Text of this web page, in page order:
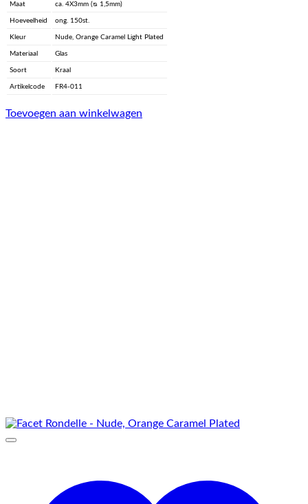
Maat ca. 4X3mm (ᴓ 1,5mm)
Hoeveelheid ong. 150st.
Kleur Nude, Orange Caramel Light Plated
Materiaal Glas
Soort Kraal
Artikelcode FR4-011
Toevoegen aan winkelwagen